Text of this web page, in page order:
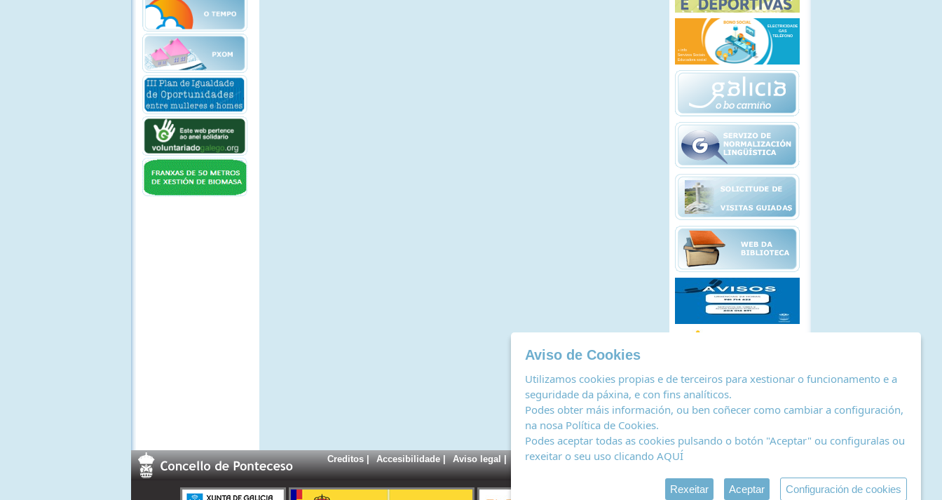
Creditos| Accesibilidade| Aviso legal| Política de cookies| Rexistro de actividades de tratamento
Aviso de Cookies
Utilizamos cookies propias e de terceiros para xestionar o funcionamento e a
seguridade da páxina, e con fins analíticos.
Podes obter máis información, ou ben coñecer como cambiar a configuración,
na nosa Política de Cookies.
Podes aceptar todas as cookies pulsando o botón "Aceptar" ou configuralas ou
rexeitar o seu uso clicando AQUÍ
Rexeitar Aceptar Configuración de cookies